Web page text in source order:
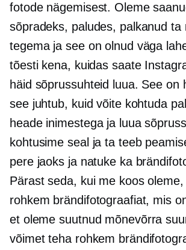
fotode nägemisest. Oleme
sõpradeks, paludes, palkanud ta
tegema ja see on olnud väga
tõesti kena, kuidas saate
häid sõprussuhteid luua. See on
see juhtub, kuid võite kohtuda
heade inimestega ja luua
kohtusime seal ja ta teeb
pere jaoks ja natuke ka
Pärast seda, kui me koos
rohkem brändifotograafiat, mis
et oleme suutnud mõnevõrra
võimet teha rohkem